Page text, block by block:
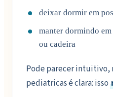
deixar dormir em
manter dormindo
ou cadeira
Pode parecer intuitivo,
pediatricas é clara: isso